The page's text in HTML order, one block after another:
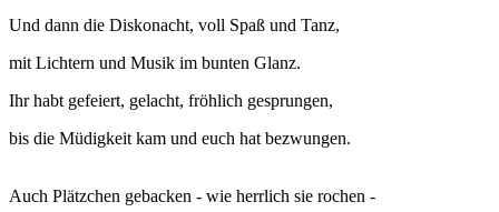
Und dann die Diskonacht, voll Spaß und Tanz,
mit Lichtern und Musik im bunten Glanz.
Ihr habt gefeiert, gelacht, fröhlich gesprungen,
bis die Müdigkeit kam und euch hat bezwungen.
Auch Plätzchen gebacken - wie herrlich sie rochen -